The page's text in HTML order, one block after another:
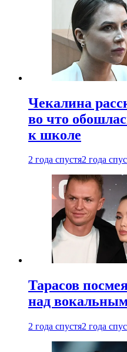
Чекалина
во что
к школе
2 года спустя2 года
Тарасов
над
2 года спустя2 года